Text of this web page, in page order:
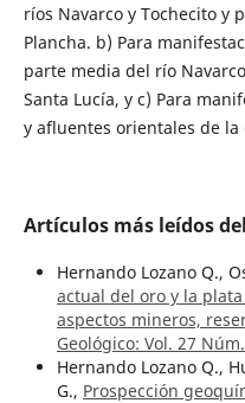
ríos Navarco y Tochecito y
Plancha. b) Para
parte media del río
Santa Lucía, y c) Para
y afluentes orientales de la
Artículos más leídos
Hernando Lozano Q.,
actual del oro y la
aspectos mineros,
Geológico: Vol. 27
Hernando Lozano Q.,
G., Prospección